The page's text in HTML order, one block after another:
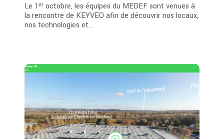
Le 1ᵉʳ octobre, les équipes du MEDEF sont venues à
la rencontre de KEYVEO afin de découvrir nos locaux,
nos technologies et...